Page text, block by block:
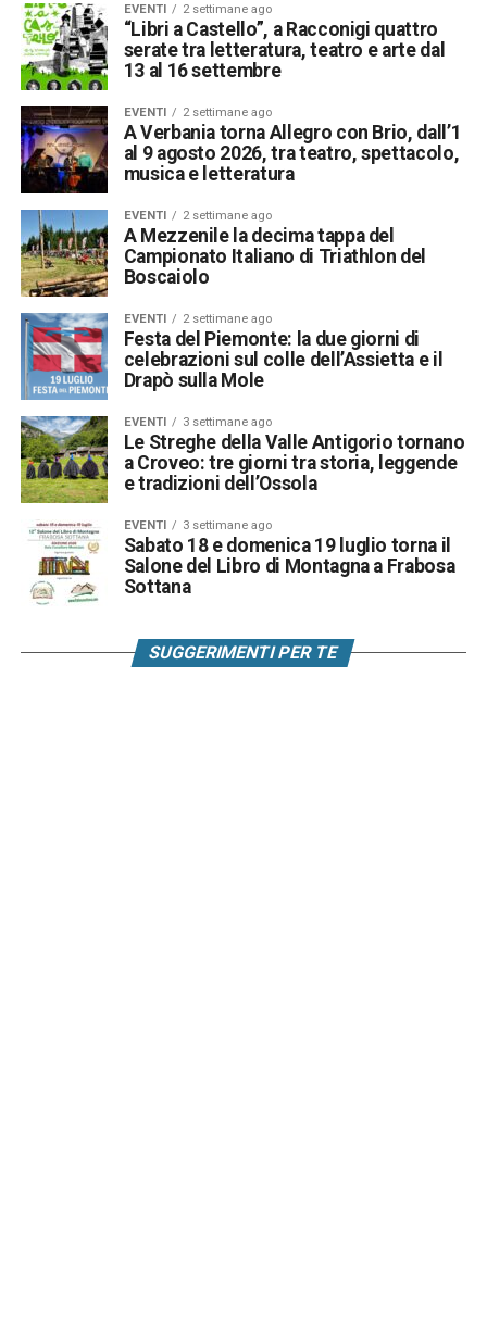
EVENTI 2 settimane ago
“Libri a Castello”, a Racconigi quattro
serate tra letteratura, teatro e arte dal
13 al 16 settembre
EVENTI 2 settimane ago
A Verbania torna Allegro con Brio, dall’1
al 9 agosto 2026, tra teatro, spettacolo,
musica e letteratura
EVENTI 2 settimane ago
A Mezzenile la decima tappa del
Campionato Italiano di Triathlon del
Boscaiolo
EVENTI 2 settimane ago
Festa del Piemonte: la due giorni di
celebrazioni sul colle dell’Assietta e il
Drapò sulla Mole
EVENTI 3 settimane ago
Le Streghe della Valle Antigorio tornano
a Croveo: tre giorni tra storia, leggende
e tradizioni dell’Ossola
EVENTI 3 settimane ago
Sabato 18 e domenica 19 luglio torna il
Salone del Libro di Montagna a Frabosa
Sottana
SUGGERIMENTI PER TE